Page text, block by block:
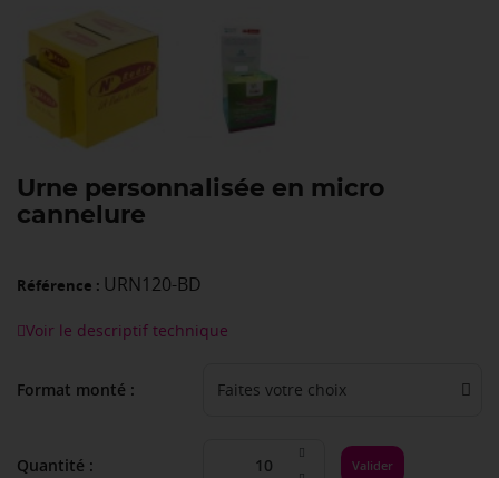
Urne personnalisée en micro
cannelure
Référence : URN120-BD
Voir le descriptif technique
Format monté
Quantité : Valider